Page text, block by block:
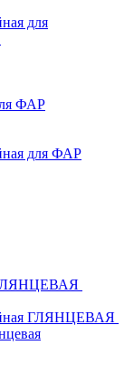
для
ФАР
для ФАР
ГЛЯНЦЕВАЯ
ГЛЯНЦЕВАЯ